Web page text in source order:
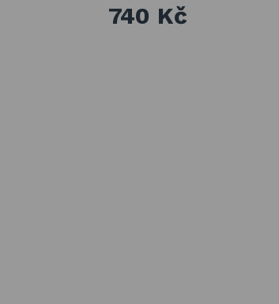
740 Kč